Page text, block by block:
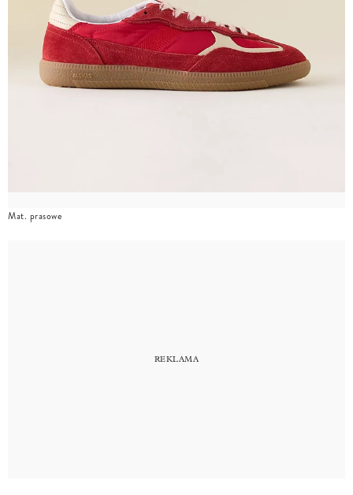
Mat. prasowe